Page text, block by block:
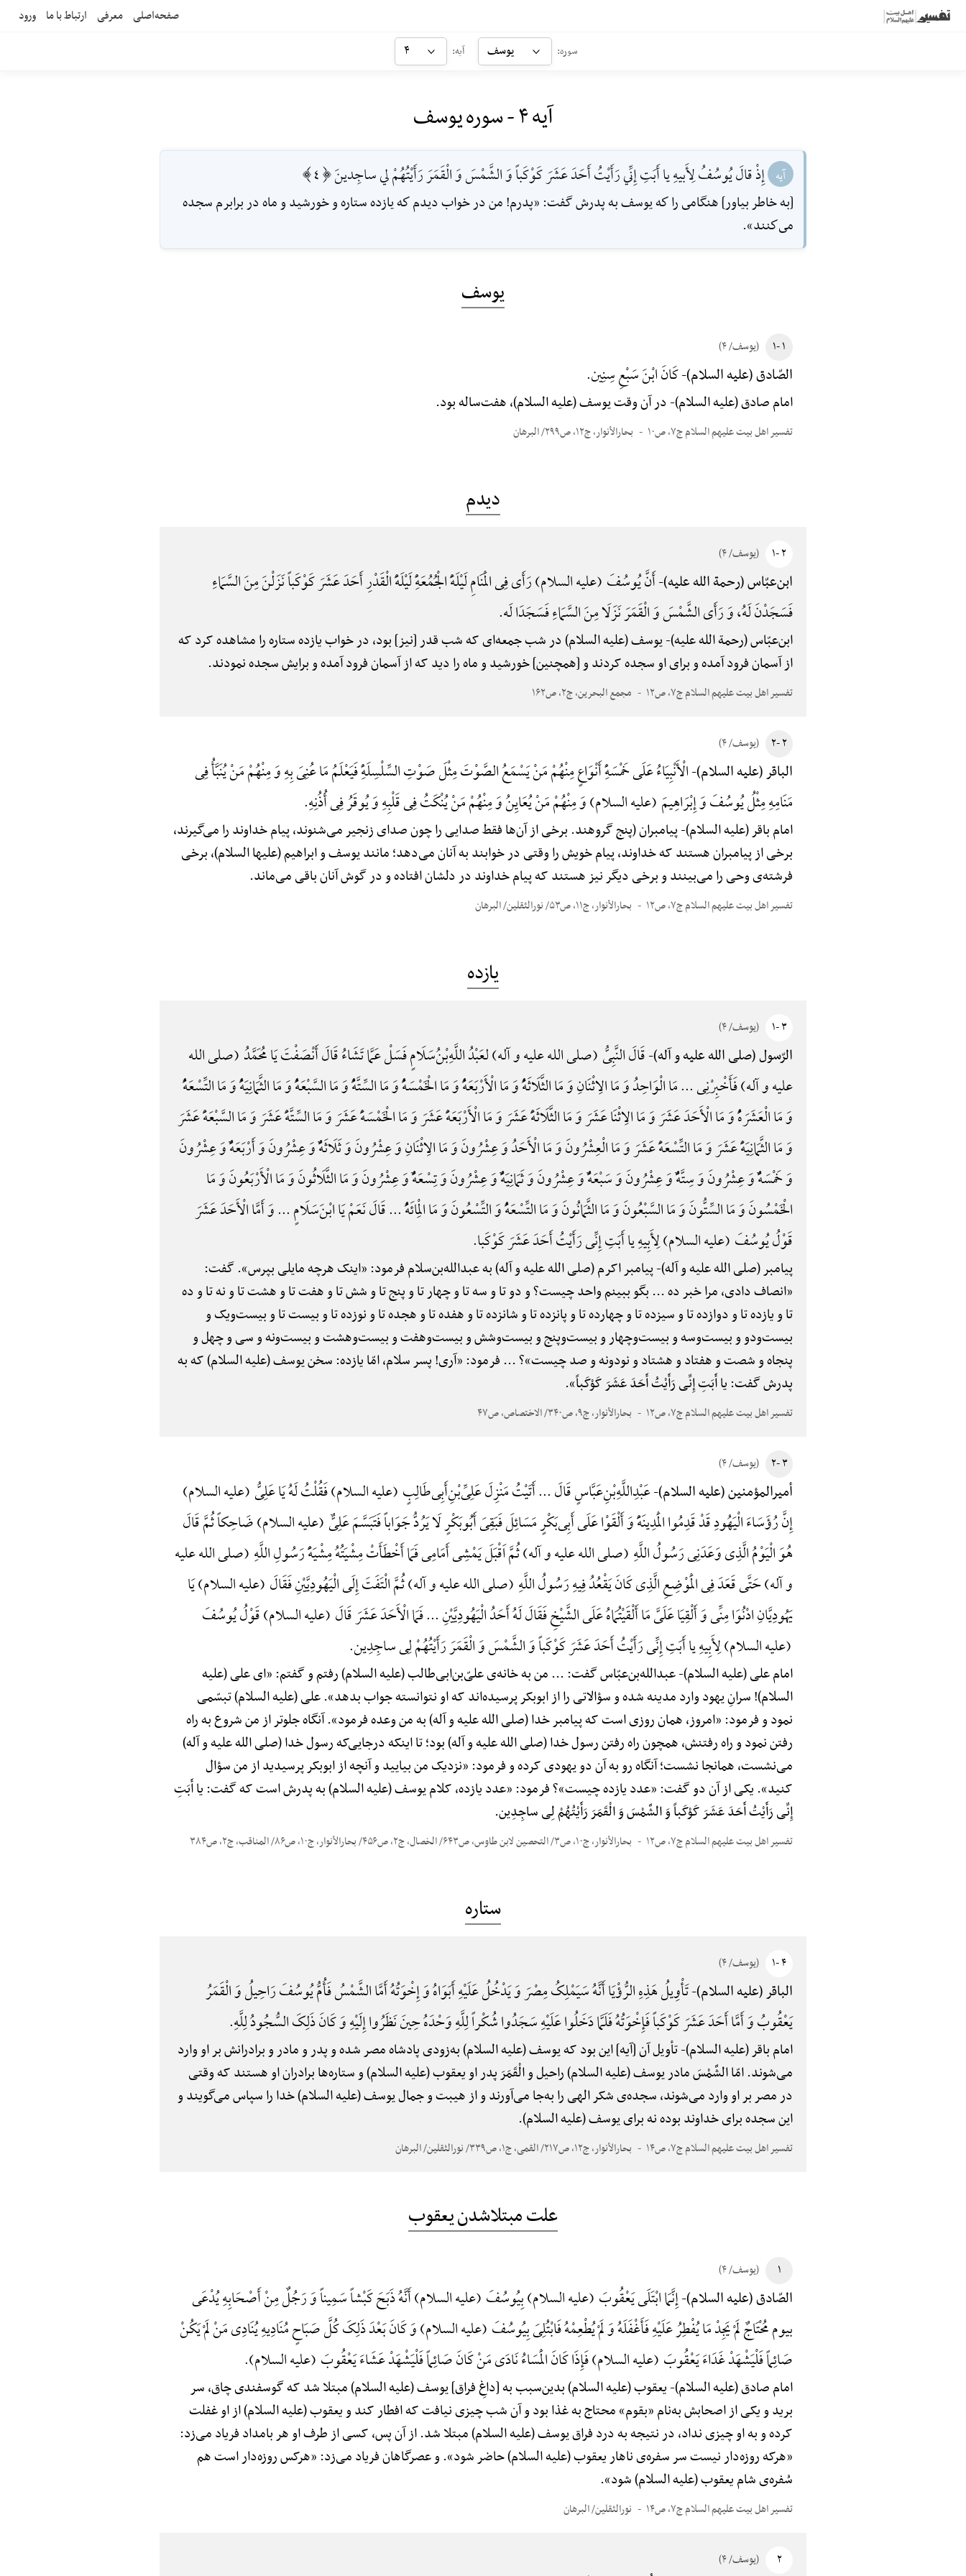
صفحه‌اصلی معرفی ارتباط با ما ورود
سوره: یوسف آیه: ۴
آیه ۴ - سوره یوسف
آیه إِذْ قالَ يُوسُفُ لِأَبيهِ يا أَبَتِ إِنِّي رَأَيْتُ أَحَدَ عَشَرَ كَوْكَباً وَ الشَّمْسَ وَ الْقَمَرَ رَأَيْتُهُمْ لي ساجِدينَ [4]
[به خاطر بياور] هنگامى را كه يوسف به پدرش گفت: «پدرم! من در خواب ديدم كه يازده ستاره و خورشيد و ماه در برابرم سجده
مى‌كنند».
یوسف
۱ -۱ (یوسف/ ۴)
الصّادق (علیه السلام)-کَانَ ابْنَ سَبْعِ سِنِین.
امام صادق (علیه السلام)-در آن وقت یوسف (علیه السلام)، هفت‌ساله بود.
تفسیر اهل بیت علیهم السلام ج۷، ص۱۰ بحارالأنوار، ج۱۲، ص۲۹۹/ البرهان
دیدم
۲ -۱ (یوسف/ ۴)
ابن‌عبّاس (رحمة الله علیه)-أَنَّ یُوسُفَ (علیه السلام) رَأَی فِی الْمَنَامِ لَیْلَهًَْ الْجُمُعَهًِْ لَیْلَهًَْ الْقَدْرِ أَحَدَ عَشَرَ کَوْکَباً نَزَلْنَ مِنَ السَّمَاءِ
فَسَجَدْنَ لَهُ، وَ رَأَی الشَّمْسَ وَ الْقَمَرَ نَزَلَا مِنَ السَّمَاءِ فَسَجَدَا لَه.
ابن‌عبّاس (رحمة الله علیه)-یوسف (علیه السلام) در شب جمعه‌ای که شب قدر [نیز] بود، در خواب یازده ستاره را مشاهده کرد که
از آسمان فرود آمده و برای او سجده کردند و [همچنین] خورشید و ماه را دید که از آسمان فرود آمده و برایش سجده نمودند.
تفسیر اهل بیت علیهم السلام ج۷، ص۱۲ مجمع البحرین، ج۲، ص۱۶۲
۲ -۲ (یوسف/ ۴)
الباقر (علیه السلام)-الْأَنْبِیَاءُ عَلَی خَمْسَهًِْ أَنْوَاعٍ مِنْهُمْ مَنْ یَسْمَعُ الصَّوْتَ مِثْلَ صَوْتِ السِّلْسِلَهًِْ فَیَعْلَمُ مَا عُنِیَ بِهِ وَ مِنْهُمْ مَنْ یُنَبَّأُ فِی
مَنَامِهِ مِثْلُ یُوسُفَ وَ إِبْرَاهِیمَ (علیه السلام) وَ مِنْهُمْ مَنْ یُعَایِنُ وَ مِنْهُمْ مَنْ یُنْکَتُ فِی قَلْبِهِ وَ یُوقَرُ فِی أُذُنِهِ.
امام باقر (علیه السلام)-پیامبران (پنج گروهند. برخی از آن‌ها فقط صدایی را چون صدای زنجیر می‌شنوند، پیام خداوند را می‌گیرند،
برخی از پیامبران هستند که خداوند، پیام خویش را وقتی در خوابند به آنان می‌دهد؛ مانند یوسف و ابراهیم (علیها السلام)، برخی
فرشته‌ی وحی را می‌بینند و برخی دیگر نیز هستند که پیام خداوند در دلشان افتاده و در گوش آنان باقی می‌ماند.
تفسیر اهل بیت علیهم السلام ج۷، ص۱۲ بحارالأنوار، ج۱۱، ص۵۳/ نورالثقلین/ البرهان
یازده
۳ -۱ (یوسف/ ۴)
الرّسول (صلی الله علیه و آله)-قَالَ النَّبِیُّ (صلی الله علیه و آله) لعَبْدُ اللَّهِ‌بْنُ‌سَلَامٍ فَسَلْ عَمَّا تَشَاءُ قَالَ أَنْصَفْتَ یَا مُحَمَّدُ (صلی الله
علیه و آله) فَأَخْبِرْنِی ... مَا الْوَاحِدُ وَ مَا الِاثْنَانِ وَ مَا الثَّلَاثَهًُْ وَ مَا الْأَرْبَعَهًُْ وَ مَا الْخَمْسَهًُْ وَ مَا السِّتَّهًُْ وَ مَا السَّبْعَهًُْ وَ مَا الثَّمَانِیَهًُْ وَ مَا التِّسْعَهًُْ
وَ مَا الْعَشَرَهًُْ وَ مَا الْأَحَدَ عَشَرَ وَ مَا الِاثْنَا عَشَرَ وَ مَا الثَّلَاثَهًَْ عَشَرَ وَ مَا الْأَرْبَعَهًَْ عَشَرَ وَ مَا الْخَمْسَهًَْ عَشَرَ وَ مَا السِّتَّهًَْ عَشَرَ وَ مَا السَّبْعَهًَْ عَشَرَ
وَ مَا الثَّمَانِیَهًَْ عَشَرَ وَ مَا التِّسْعَهًَْ عَشَرَ وَ مَا الْعِشْرُونَ وَ مَا الْأَحَدُ وَ عِشْرُونَ وَ مَا الِاثْنَانِ وَ عِشْرُونَ وَ ثَلَاثَهًٌْ وَ عِشْرُونَ وَ أَرْبَعَهًٌْ وَ عِشْرُونَ
وَ خَمْسَهًٌْ وَ عِشْرُونَ وَ سِتَّهًٌْ وَ عِشْرُونَ وَ سَبْعَهًٌْ وَ عِشْرُونَ وَ ثَمَانِیَهًٌْ وَ عِشْرُونَ وَ تِسْعَهًٌْ وَ عِشْرُونَ وَ مَا الثَّلَاثُونَ وَ مَا الْأَرْبَعُونَ وَ مَا
الْخَمْسُونَ وَ مَا السِّتُّونَ وَ مَا السَّبْعُونَ وَ مَا الثَّمَانُونَ وَ مَا التِّسْعَهًُْ وَ التِّسْعُونَ وَ مَا الْمِائَهًُْ ... قَالَ نَعَمْ یَا ابْنَ‌سَلَامٍ ... وَ أَمَّا الْأَحَدَ عَشَرَ
قَوْلُ یُوسُفَ (علیه السلام) لِأَبِیهِ یا أَبَتِ إِنِّی رَأَیْتُ أَحَدَ عَشَرَ کَوْکَبا.
پیامبر (صلی الله علیه و آله)-پیامبر اکرم (صلی الله علیه و آله) به عبدالله‌بن‌سلام فرمود: «اینک هرچه مایلی بپرس». گفت:
«انصاف دادی، مرا خبر ده ... بگو ببینم واحد چیست؟ و دو تا و سه تا و چهار تا و پنج تا و شش تا و هفت تا و هشت تا و نه تا و ده
تا و یازده تا و دوازده تا و سیزده تا و چهارده تا و پانزده تا و شانزده تا و هفده تا و هجده تا و نوزده تا و بیست تا و بیست‌ویک و
بیست‌ودو و بیست‌وسه و بیست‌وچهار و بیست‌وپنج و بیست‌وشش و بیست‌وهفت و بیست‌وهشت و بیست‌ونه و سی و چهل و
پنجاه و شصت و هفتاد و هشتاد و نودونه و صد چیست»؟ ... فرمود: «آری! پسر سلام، امّا یازده: سخن یوسف (علیه السلام) که به
پدرش گفت: یا أَبَتِ إِنِّی رَأَیْتُ أَحَدَ عَشَرَ کَوْکَباً».
تفسیر اهل بیت علیهم السلام ج۷، ص۱۲ بحارالأنوار، ج۹، ص۳۴۰/ الاختصاص، ص۴۷
۳ -۲ (یوسف/ ۴)
أمیرالمؤمنین (علیه السلام)-عَبْدِ‌اللَّهِ‌بْنِ‌عَبَّاسٍ قَالَ ... أَتَیْتُ مَنْزِلَ عَلِیِّ‌بْنِ‌أَبِی‌طَالِبٍ (علیه السلام) فَقُلْتُ لَهُ یَا عَلِیُّ (علیه السلام)
إِنَّ رُؤَسَاءَ الْیَهُودِ قَدْ قَدِمُوا الْمَدِینَهًَْ وَ أَلْقَوْا عَلَی أَبِی‌بَکْرٍ مَسَائِلَ فَبَقِیَ أَبُوبَکْرٍ لَا یَرُدُّ جَوَاباً فَتَبَسَّمَ عَلِیٌّ (علیه السلام) ضَاحِکاً ثُمَّ قَالَ
هُوَ الْیَوْمُ الَّذِی وَعَدَنِی رَسُولُ اللَّهِ (صلی الله علیه و آله) ثُمَّ اَقْبَلَ یَمْشِی أَمَامِی فَمَا أَخْطَأَتْ مِشْیَتُهُ مِشْیَهًَْ رَسُولِ اللَّهِ (صلی الله علیه
و آله) حَتَّی قَعَدَ فِی الْمَوْضِعِ الَّذِی کَانَ یَقْعُدُ فِیهِ رَسُولُ اللَّهِ (صلی الله علیه و آله) ثُمَّ الْتَفَتَ إِلَی الْیَهُودِیَّیْنِ فَقَالَ (علیه السلام) یَا
یَهُودِیَّانِ ادْنُوَا مِنِّی وَ أَلْقِیَا عَلَیَّ مَا أَلْقَیْتُمَاهُ عَلَی الشَّیْخِ فَقَالَ لَهُ أَحَدُ الْیَهُودِیَّیْنِ ... فَمَا الْأَحَدَ عَشَرَ قَالَ (علیه السلام) قَوْلُ یُوسُفَ
(علیه السلام) لِأَبِیهِ یا أَبَتِ إِنِّی رَأَیْتُ أَحَدَ عَشَرَ کَوْکَباً وَ الشَّمْسَ وَ الْقَمَرَ رَأَیْتُهُمْ لِی ساجِدِین.
امام علی (علیه السلام)-عبدالله‌بن‌عبّاس گفت: ... من به خانه‌ی علیّ‌بن‌ابی‌طالب (علیه السلام) رفتم و گفتم: «ای علی (علیه
السلام)! سرانِ یهود وارد مدینه شده و سؤالاتی را از ابوبکر پرسیده‌اند که او نتوانسته جواب بدهد». علی (علیه السلام) تبسّمی
نمود و فرمود: «امروز، همان روزی است که پیامبر خدا (صلی الله علیه و آله) به من وعده فرمود». آنگاه جلوتر از من شروع به راه
رفتن نمود و راه رفتنش، همچون راه رفتن رسول خدا (صلی الله علیه و آله) بود؛ تا اینکه درجایی‌که رسول خدا (صلی الله علیه و آله)
می‌نشست، همانجا نشست؛ آنگاه رو به آن دو یهودی کرده و فرمود: «نزدیک من بیایید و آنچه از ابوبکر پرسیدید از من سؤال
کنید». یکی از آن دو گفت: «عدد یازده چیست»؟ فرمود: «عدد یازده، کلام یوسف (علیه السلام) به پدرش است که گفت: یا أَبَتِ
إِنِّی رَأَیْتُ أَحَدَ عَشَرَ کَوْکَباً وَ الشَّمْسَ وَ الْقَمَرَ رَأَیْتُهُمْ لِی ساجِدِین.
تفسیر اهل بیت علیهم السلام ج۷، ص۱۲ بحارالأنوار، ج۱۰، ص۳/ التحصین لابن طاوس، ص۶۴۳/ الخصال، ج۲، ص۴۵۶/ بحارالأنوار، ج۱۰، ص۸۶/ المناقب، ج۲، ص۳۸۴
ستاره
۴ -۱ (یوسف/ ۴)
الباقر (علیه السلام)-تَأْوِیلُ هَذِهِ الرُّؤْیَا أَنَّهُ سَیَمْلِکُ مِصْرَ وَ یَدْخُلُ عَلَیْهِ أَبَوَاهُ وَ إِخْوَتُهُ أَمَّا الشَّمْسُ فَأُمُّ یُوسُفَ رَاحِیلُ وَ الْقَمَرُ
یَعْقُوبُ وَ أَمَّا أَحَدَ عَشَرَ کَوْکَباً فَإِخْوَتُهُ فَلَمَّا دَخَلُوا عَلَیْهِ سَجَدُوا شُکْراً لِلَّهِ وَحْدَهُ حِینَ نَظَرُوا إِلَیْهِ وَ کَانَ ذَلِکَ السُّجُودُ لِلَّهِ.
امام باقر (علیه السلام)-تأویل آن [آیه] این بود که یوسف (علیه السلام) به‌زودی پادشاه مصر شده و پدر و مادر و برادرانش بر او وارد
می‌شوند. امّا الشَّمْسَ مادر یوسف (علیه السلام) راحیل و الْقَمَرَ پدر او یعقوب (علیه السلام) و ستاره‌ها برادران او هستند که وقتی
در مصر بر او وارد می‌شوند، سجده‌ی شکر الهی را به‌جا می‌آورند و از هیبت و جمال یوسف (علیه السلام) خدا را سپاس می‌گویند و
این سجده برای خداوند بوده نه برای یوسف (علیه السلام).
تفسیر اهل بیت علیهم السلام ج۷، ص۱۴ بحارالأنوار، ج۱۲، ص۲۱۷/ القمی، ج۱، ص۳۳۹/ نورالثقلین/ البرهان
علت مبتلاشدن یعقوب
۱ (یوسف/ ۴)
الصّادق (علیه السلام)-إِنَّمَا ابْتَلَی یَعْقُوبَ (علیه السلام) بِیُوسُفَ (علیه السلام) أَنَّهُ ذَبَحَ کَبْشاً سَمِیناً وَ رَجُلٌ مِنْ أَصْحَابِهِ یُدْعَی
بیوم مُحْتَاجٌ لَمْ یَجِدْ مَا یُفْطِرُ عَلَیْهِ فَأَغْفَلَهُ وَ لَمْ یُطْعِمْهُ فَابْتُلِیَ بِیُوسُفَ (علیه السلام) وَ کَانَ بَعْدَ ذَلِکَ کُلَّ صَبَاحٍ مُنَادِیهِ یُنَادِی مَنْ لَمْ یَکُنْ
صَائِماً فَلْیَشْهَدْ غَدَاءَ یَعْقُوبَ (علیه السلام) فَإِذَا کَانَ الْمَسَاءُ نَادَی مَنْ کَانَ صَائِماً فَلْیَشْهَدْ عَشَاءَ یَعْقُوبَ (علیه السلام).
امام صادق (علیه السلام)-یعقوب (علیه السلام) بدین‌سبب به [داغِ فراق] یوسف (علیه السلام) مبتلا شد که گوسفندی چاق، سر
برید و یکی از اصحابش به‌نام «بقوم» محتاج به غذا بود و آن شب چیزی نیافت که افطار کند و یعقوب (علیه السلام) از او غفلت
کرده و به او چیزی نداد، در نتیجه به درد فراق یوسف (علیه السلام) مبتلا شد. از آن پس، کسی از طرف او هر بامداد فریاد می‌زد:
«هرکه روزه‌دار نیست سر سفره‌ی ناهار یعقوب (علیه السلام) حاضر شود». و عصرگاهان فریاد می‌زد: «هرکس روزه‌دار است هم
سُفره‌ی شام یعقوب (علیه السلام) شود».
تفسیر اهل بیت علیهم السلام ج۷، ص۱۴ نورالثقلین/ البرهان
۲ (یوسف/ ۴)